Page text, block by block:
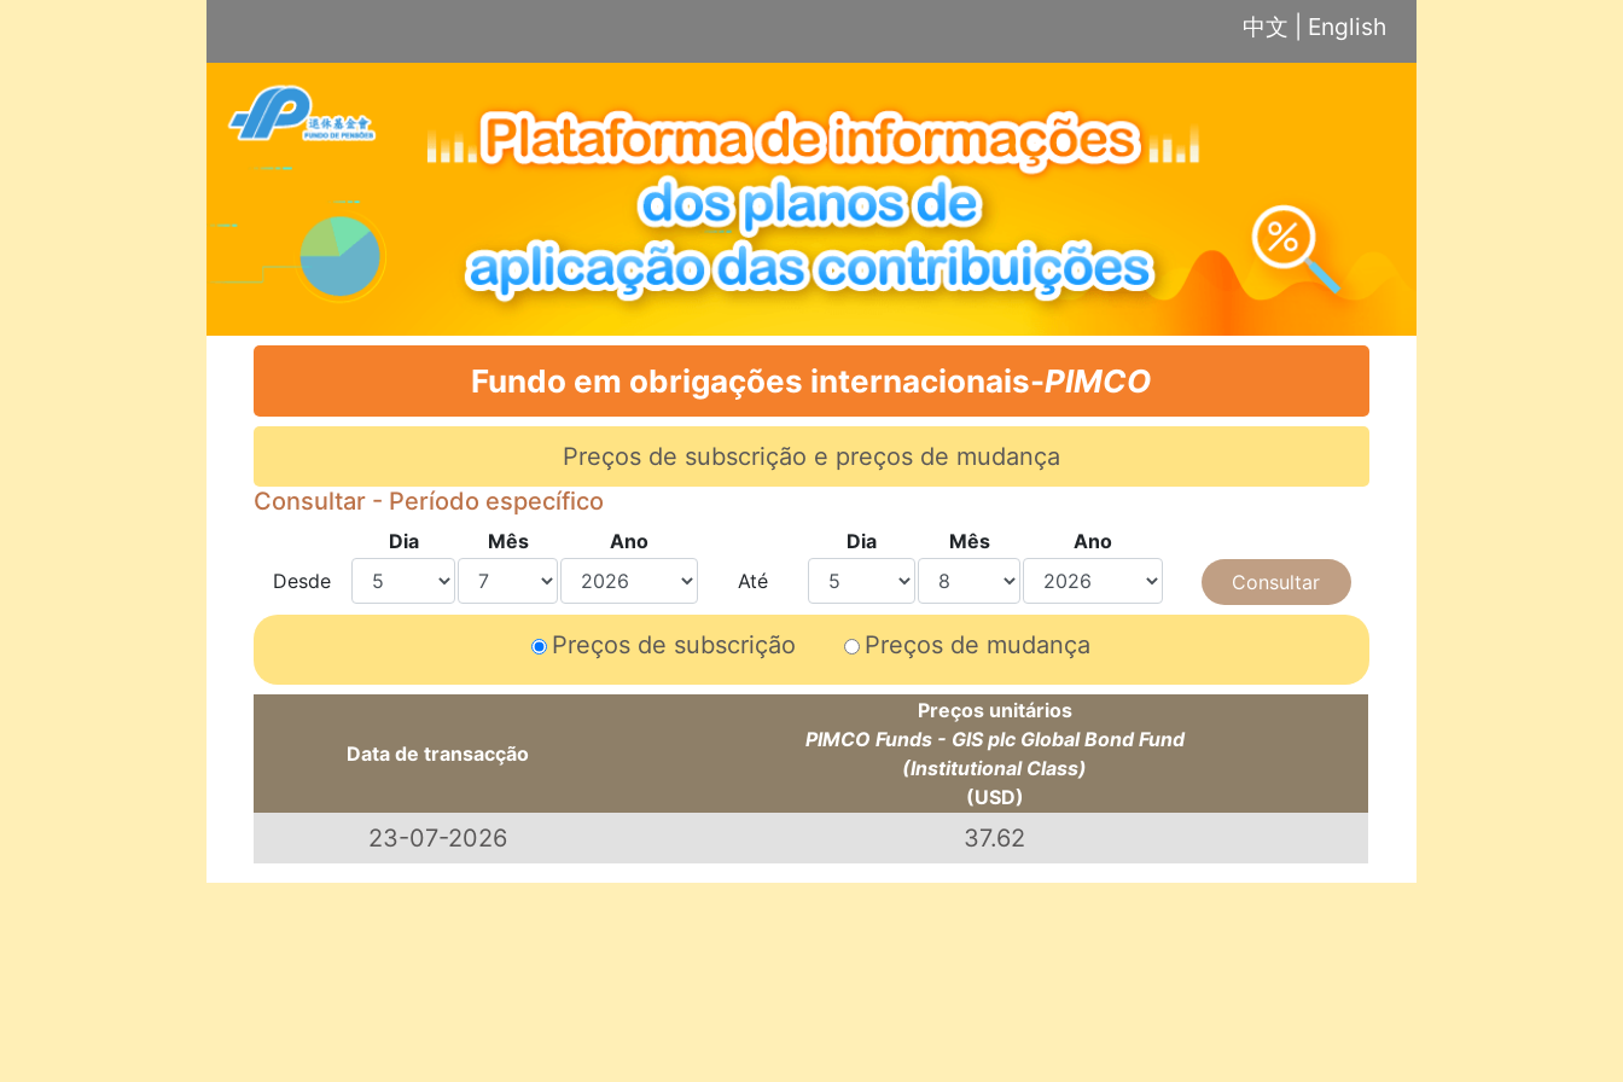
中文 English
Fundo em obrigações internacionais-PIMCO
Preços de subscrição e preços de mudança
Consultar - Período específico
Dia Mês
Ano
Desde
Dia Mês
Ano
Até
Preços de subscrição Preços de mudança
Data de transacção
Preços unitários
PIMCO Funds - GIS plc Global Bond Fund
(Institutional Class)
(USD)
23-07-2026 37.62